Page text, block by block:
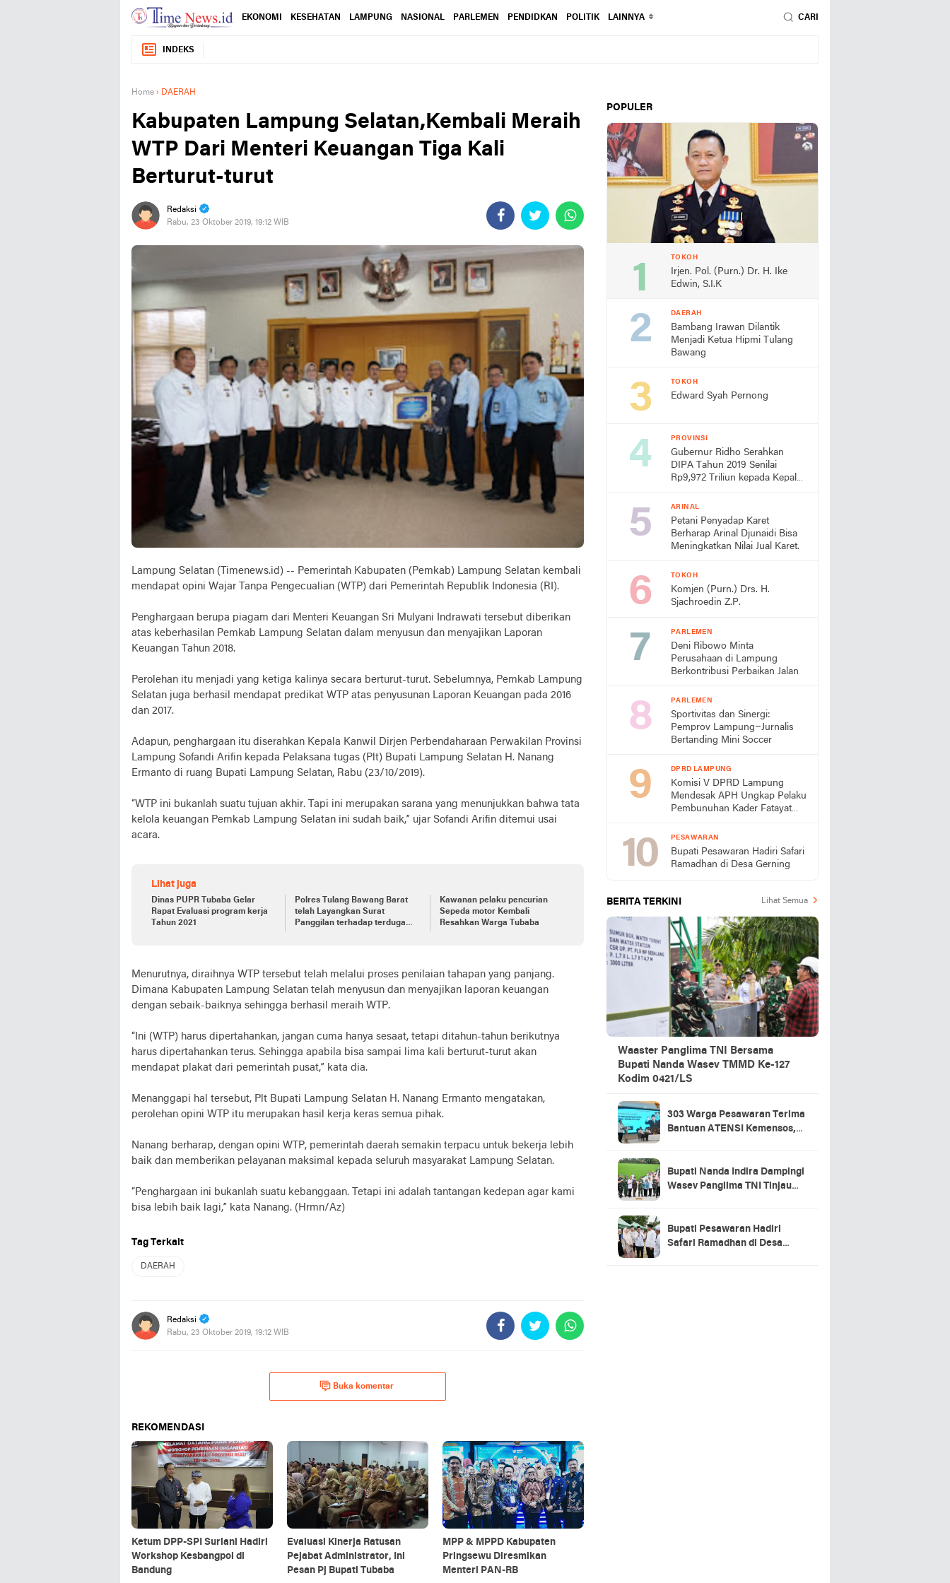
EKONOMI KESEHATAN LAMPUNG NASIONAL PARLEMEN PENDIDKAN POLITIK LAINNYA CARI
INDEKS
Home › DAERAH
Kabupaten Lampung Selatan,Kembali Meraih
WTP Dari Menteri Keuangan Tiga Kali
Berturut-turut
Redaksi
Rabu, 23 Oktober 2019, 19:12 WIB
Lampung Selatan (Timenews.id) -- Pemerintah Kabupaten (Pemkab) Lampung Selatan kembali
mendapat opini Wajar Tanpa Pengecualian (WTP) dari Pemerintah Republik Indonesia (RI).
Penghargaan berupa piagam dari Menteri Keuangan Sri Mulyani Indrawati tersebut diberikan
atas keberhasilan Pemkab Lampung Selatan dalam menyusun dan menyajikan Laporan
Keuangan Tahun 2018.
Perolehan itu menjadi yang ketiga kalinya secara berturut-turut. Sebelumnya, Pemkab Lampung
Selatan juga berhasil mendapat predikat WTP atas penyusunan Laporan Keuangan pada 2016
dan 2017.
Adapun, penghargaan itu diserahkan Kepala Kanwil Dirjen Perbendaharaan Perwakilan Provinsi
Lampung Sofandi Arifin kepada Pelaksana tugas (Plt) Bupati Lampung Selatan H. Nanang
Ermanto di ruang Bupati Lampung Selatan, Rabu (23/10/2019).
“WTP ini bukanlah suatu tujuan akhir. Tapi ini merupakan sarana yang menunjukkan bahwa tata
kelola keuangan Pemkab Lampung Selatan ini sudah baik,” ujar Sofandi Arifin ditemui usai
acara.
Lihat juga
Dinas PUPR Tubaba Gelar
Rapat Evaluasi program kerja
Tahun 2021
Polres Tulang Bawang Barat
telah Layangkan Surat
Panggilan terhadap terduga
Kawanan pelaku pencurian
Sepeda motor Kembali
Resahkan Warga Tubaba
Menurutnya, diraihnya WTP tersebut telah melalui proses penilaian tahapan yang panjang.
Dimana Kabupaten Lampung Selatan telah menyusun dan menyajikan laporan keuangan
dengan sebaik-baiknya sehingga berhasil meraih WTP.
“Ini (WTP) harus dipertahankan, jangan cuma hanya sesaat, tetapi ditahun-tahun berikutnya
harus dipertahankan terus. Sehingga apabila bisa sampai lima kali berturut-turut akan
mendapat plakat dari pemerintah pusat,” kata dia.
Menanggapi hal tersebut, Plt Bupati Lampung Selatan H. Nanang Ermanto mengatakan,
perolehan opini WTP itu merupakan hasil kerja keras semua pihak.
Nanang berharap, dengan opini WTP, pemerintah daerah semakin terpacu untuk bekerja lebih
baik dan memberikan pelayanan maksimal kepada seluruh masyarakat Lampung Selatan.
“Penghargaan ini bukanlah suatu kebanggaan. Tetapi ini adalah tantangan kedepan agar kami
bisa lebih baik lagi,” kata Nanang. (Hrmn/Az)
Tag Terkait
DAERAH
Redaksi
Rabu, 23 Oktober 2019, 19:12 WIB
Buka komentar
REKOMENDASI
Ketum DPP-SPI Suriani Hadiri
Workshop Kesbangpol di
Bandung
Evaluasi Kinerja Ratusan
Pejabat Administrator, Ini
Pesan Pj Bupati Tubaba
MPP & MPPD Kabupaten
Pringsewu Diresmikan
Menteri PAN-RB
POPULER
TOKOH
Irjen. Pol. (Purn.) Dr. H. Ike
Edwin, S.I.K
DAERAH
Bambang Irawan Dilantik
Menjadi Ketua Hipmi Tulang
Bawang
TOKOH
Edward Syah Pernong
PROVINSI
Gubernur Ridho Serahkan
DIPA Tahun 2019 Senilai
Rp9,972 Triliun kepada Kepala
Se-Provinsi Lampung
ARINAL
Petani Penyadap Karet
Berharap Arinal Djunaidi Bisa
Meningkatkan Nilai Jual Karet.
TOKOH
Komjen (Purn.) Drs. H.
Sjachroedin Z.P.
PARLEMEN
Deni Ribowo Minta
Perusahaan di Lampung
Berkontribusi Perbaikan Jalan
PARLEMEN
Sportivitas dan Sinergi:
Pemprov Lampung–Jurnalis
Bertanding Mini Soccer
DPRD LAMPUNG
Komisi V DPRD Lampung
Mendesak APH Ungkap Pelaku
Pembunuhan Kader Fatayat
PESAWARAN
Bupati Pesawaran Hadiri Safari
Ramadhan di Desa Gerning
BERITA TERKINI Lihat Semua
Waaster Panglima TNI Bersama
Bupati Nanda Wasev TMMD Ke-127
Kodim 0421/LS
303 Warga Pesawaran Terima
Bantuan ATENSI Kemensos,
Bupati Nanda Indira Dampingi
Wasev Panglima TNI Tinjau
Bupati Pesawaran Hadiri
Safari Ramadhan di Desa